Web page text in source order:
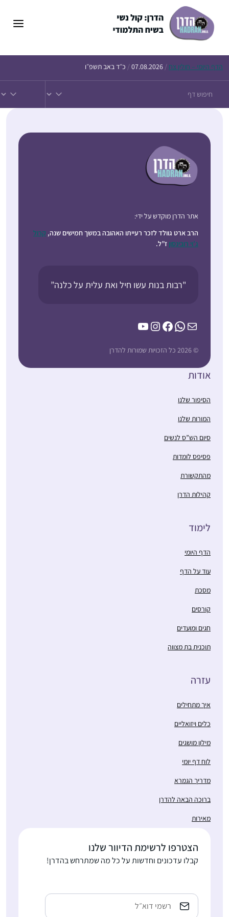
הדף היומי – חולין צח /
07.08.2026
/ כ״ד באב תשפ״ו
אתר הדרן מוקדש על ידי:
הרב ארט גוולד לזכר רעייתו האהובה במשך חמישים שנה, קרול
ג’וי רובינסון ז”ל.
"רבות בנות עשו חיל ואת עלית על כלנה”
Mail
WhatsApp
Facebook
Instagram
YouTube
© 2026 כל הזכויות שמורות להדרן
אודות
הסיפור שלנו
המורות שלנו
סיום הש”ס לנשים
פסיפס לומדות
מהתקשורת
קהילות הדרן
לימוד
הדף היומי
עוד על הדף
מסכת
קורסים
חגים ומועדים
תוכנית בת מצווה
עזרה
איך מתחילים
כלים ויזואליים
מילון מושגים
לוח דף יומי
מדריך הגמרא
ברוכה הבאה להדרן
מאירות
הצטרפו לרשימת הדיוור שלנו
קבלו עדכונים וחדשות על כל מה שמתרחש בהדרן!
כתובת
אימייל